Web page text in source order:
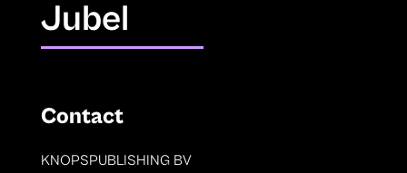
Jubel
Contact
KNOPSPUBLISHING BV